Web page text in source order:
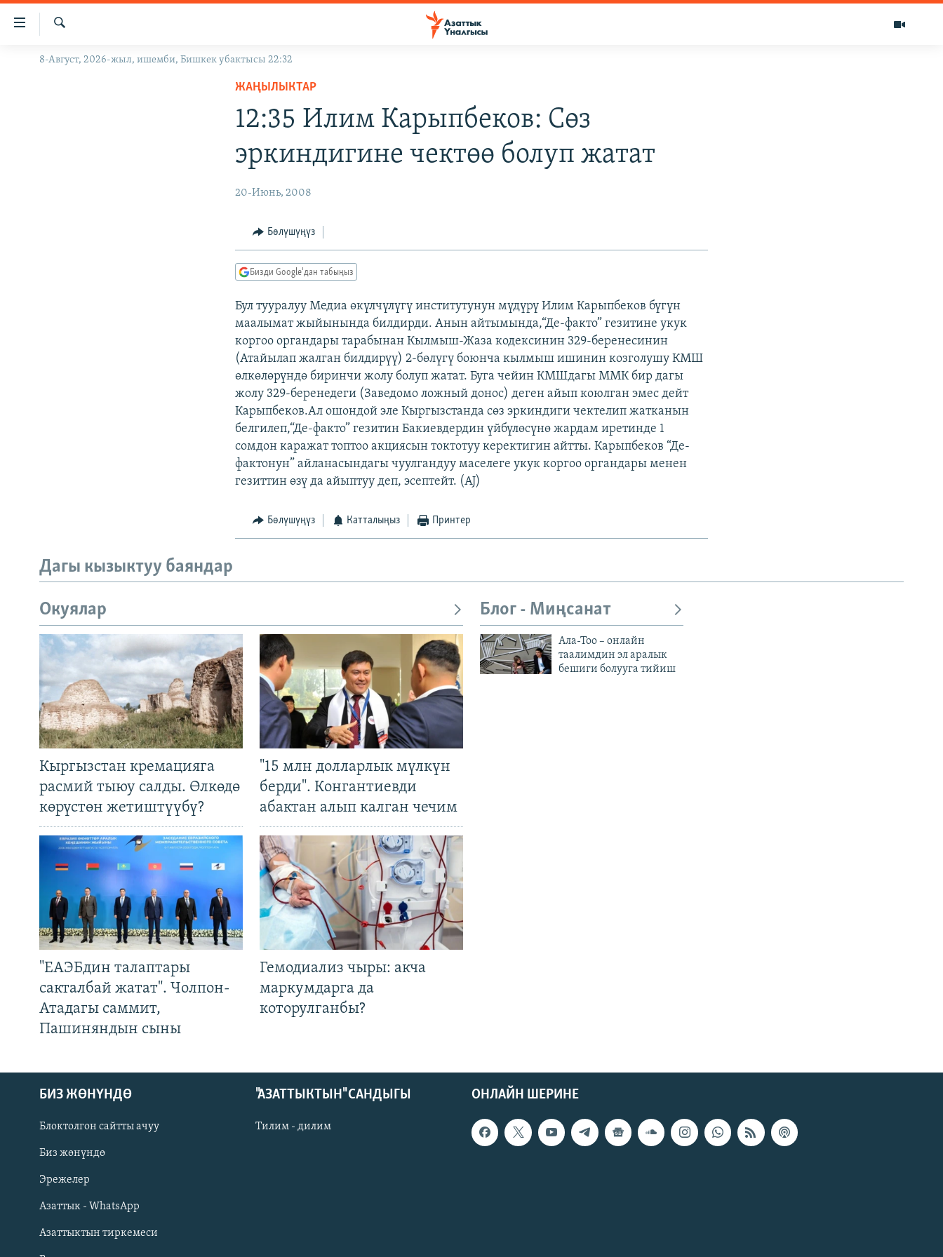
Линктер
Мазмунга
Навигацияга
ЖАҢЫЛЫКТАР
Русский
ОНЛАЙН ШЕРИНЕ
Издөө
8-Август, 2026-жыл, ишемби, Бишкек убактысы 22:32
ЖАҢЫЛЫКТАР
12:35 Илим Карыпбеков: Сөз
эркиндигине чектөө болуп жатат
20-Июнь, 2008
Бөлүшүңүз
Бизди Google'дан табыңыз
Бул тууралуу Медиа өкүлчүлүгү институтунун мүдүрү Илим Карыпбеков бүгүн
маалымат жыйынында билдирди. Анын айтымында,“Де-факто” гезитине укук
коргоо органдары тарабынан Кылмыш-Жаза кодексинин 329-беренесинин
(Атайылап жалган билдирүү) 2-бөлүгү боюнча кылмыш ишинин козголушу КМШ
өлкөлөрүндө биринчи жолу болуп жатат. Буга чейин КМШдагы ММК бир дагы
жолу 329-беренедеги (Заведомо ложный донос) деген айып коюлган эмес дейт
Карыпбеков.Ал ошондой эле Кыргызстанда сөз эркиндиги чектелип жатканын
белгилеп,“Де-факто” гезитин Бакиевдердин үйбүлөсүнө жардам иретинде 1
сомдон каражат топтоо акциясын токтотуу керектигин айтты. Карыпбеков “Де-
фактонун” айланасындагы чуулгандуу маселеге укук коргоо органдары менен
гезиттин өзү да айыптуу деп, эсептейт. (AJ)
Бөлүшүңүз Катталыңыз Принтер
Дагы кызыктуу баяндар
Окуялар
Кыргызстан кремацияга
расмий тыюу салды. Өлкөдө
көрүстөн жетиштүүбү?
"15 млн долларлык мүлкүн
берди". Конгантиевди
абактан алып калган чечим
"ЕАЭБдин талаптары
сакталбай жатат". Чолпон-
Атадагы саммит,
Пашиняндын сыны
Гемодиализ чыры: акча
маркумдарга да
которулганбы?
Блог - Миңсанат
Ала-Тоо – онлайн
таалимдин эл аралык
бешиги болууга тийиш
ОНЛАЙН ШЕРИНЕ
БИЗ ЖӨНҮНДӨ
Блоктолгон сайтты ачуу
Биз жөнүндө
Эрежелер
Азаттык - WhatsApp
Азаттыктын тиркемеси
"АЗАТТЫКТЫН" САНДЫГЫ
Тилим - дилим